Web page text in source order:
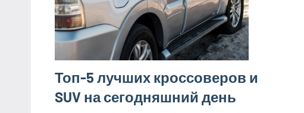
Топ-5 лучших кроссоверов и
SUV на сегодняшний день